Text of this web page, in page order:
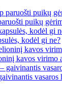
puikų
kodėl gi ne?
kavos virimo
vasaros